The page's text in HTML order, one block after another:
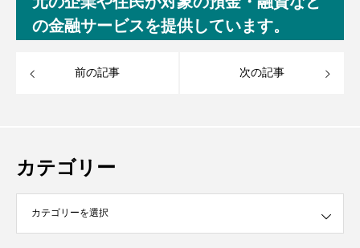
の金融サービスを提供しています。
前の記事 次の記事
カテゴリー